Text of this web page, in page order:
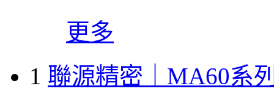
更多
1 聯源精密｜MA60系